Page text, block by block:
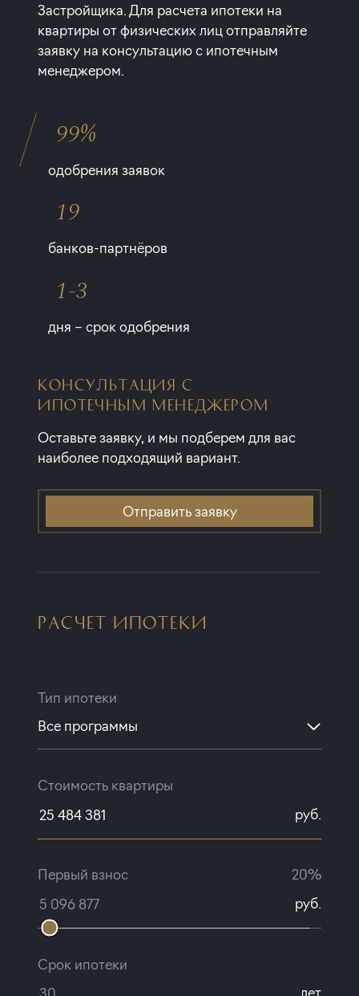
Застройщика. Для расчета ипотеки на
квартиры от физических лиц отправляйте
заявку на консультацию с ипотечным
менеджером.
99%
одобрения заявок
19
банков-партнёров
1-3
дня – срок одобрения
КОНСУЛЬТАЦИЯ С
ИПОТЕЧНЫМ МЕНЕДЖЕРОМ
Оставьте заявку, и мы подберем для вас
наиболее подходящий вариант.
Отправить заявку
РАСЧЕТ ИПОТЕКИ
Тип ипотеки
Все программы
Стоимость квартиры
руб.
Первый взнос
20%
руб.
Срок ипотеки
лет